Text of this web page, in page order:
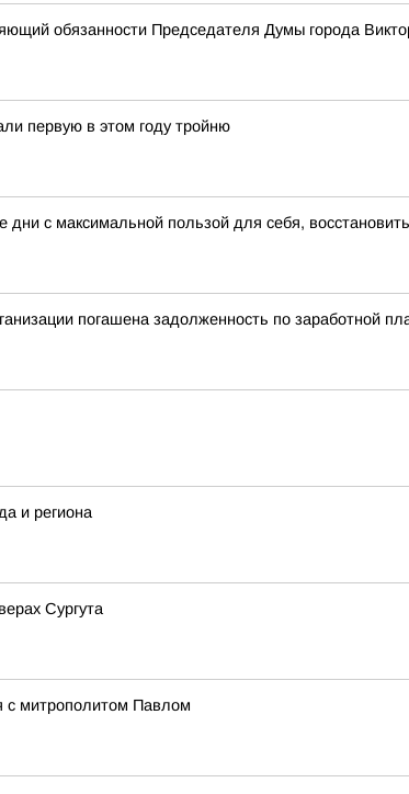
обязанности Председателя Думы города
первую в этом году тройню
с максимальной пользой для себя,
погашена задолженность по заработной
и региона
Сургута
с митрополитом Павлом